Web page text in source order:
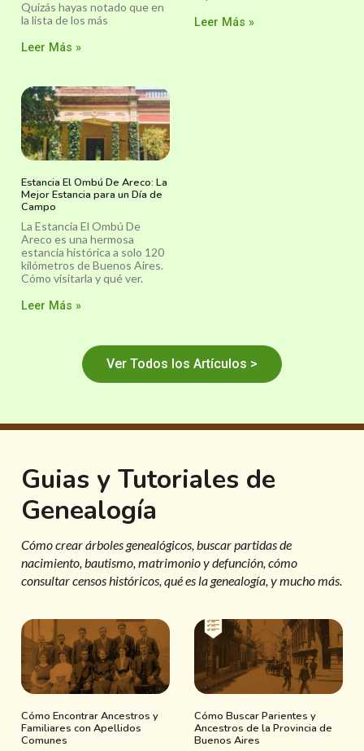
Quizás hayas notado que en
la lista de los más
Leer Más »
Leer Más »
Estancia El Ombú De Areco: La
Mejor Estancia para un Día de
Campo
La Estancia El Ombú De
Areco es una hermosa
estancia histórica a solo 120
kilómetros de Buenos Aires.
Cómo visitarla y qué ver.
Leer Más »
Ver Todos los Artículos >
Guias y Tutoriales de
Genealogía
Cómo crear árboles genealógicos, buscar partidas de
nacimiento, bautismo, matrimonio y defunción, cómo
consultar censos históricos, qué es la genealogía, y mucho más.
Cómo Encontrar Ancestros y
Familiares con Apellidos
Comunes
Cómo Buscar Parientes y
Ancestros de la Provincia de
Buenos Aires